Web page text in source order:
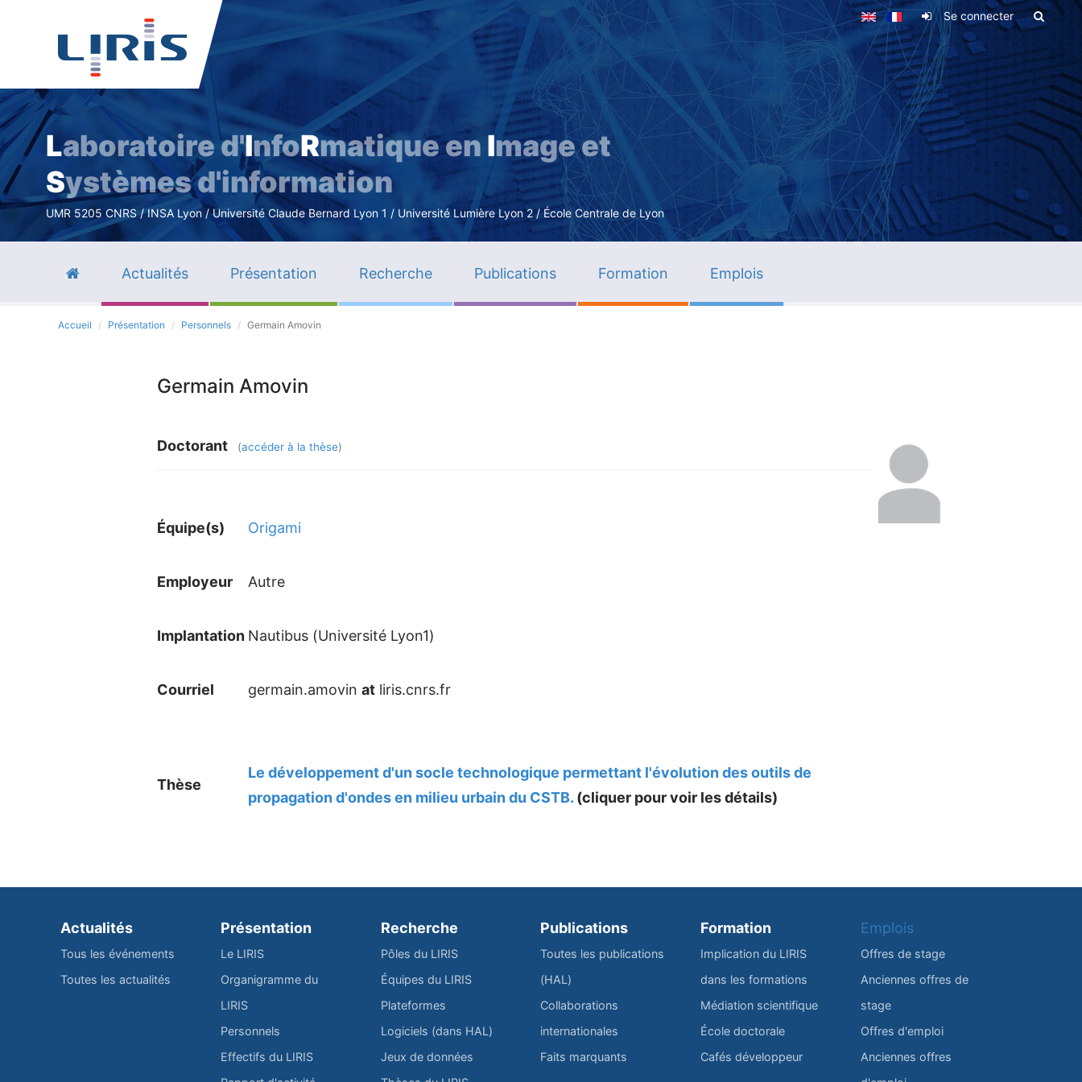
Aller
contenu
principal
Se connecter
Laboratoire d'InfoRmatique en Image et
Systèmes d'information
UMR 5205 CNRS / INSA Lyon / Université Claude Bernard Lyon 1 / Université Lumière Lyon 2 / École Centrale de Lyon
Actualités Présentation Recherche Publications Formation Emplois
Accueil Présentation Personnels Germain Amovin
Germain Amovin
Doctorant (accéder à la thèse)
Équipe(s) Origami
Employeur Autre
Implantation Nautibus (Université Lyon1)
Courriel germain.amovin at liris.cnrs.fr
Thèse
Le développement d'un socle technologique permettant l'évolution des outils de
propagation d'ondes en milieu urbain du CSTB. (cliquer pour voir les détails)
Actualités
Tous les événements
Toutes les actualités
Présentation
Le LIRIS
Organigramme du
LIRIS
Personnels
Effectifs du LIRIS
Recherche
Pôles du LIRIS
Équipes du LIRIS
Plateformes
Logiciels (dans HAL)
Jeux de données
Publications
Toutes les publications
(HAL)
Collaborations
internationales
Faits marquants
Formation
Implication du LIRIS
dans les formations
Médiation scientifique
École doctorale
Cafés développeur
Emplois
Offres de stage
Anciennes offres de
stage
Offres d'emploi
Anciennes offres